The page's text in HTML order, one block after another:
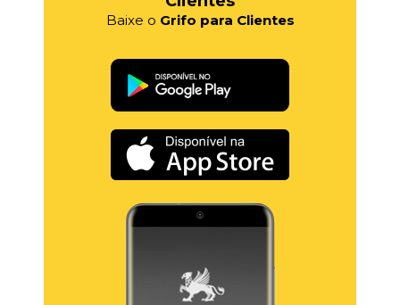
Baixe o Grifo para Clientes